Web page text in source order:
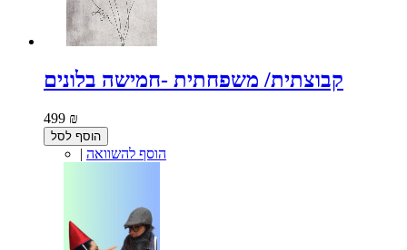
קבוצתית/ משפחתית -חמישה בלונים
499 ₪
הוסף לסל
| הוסף להשוואה